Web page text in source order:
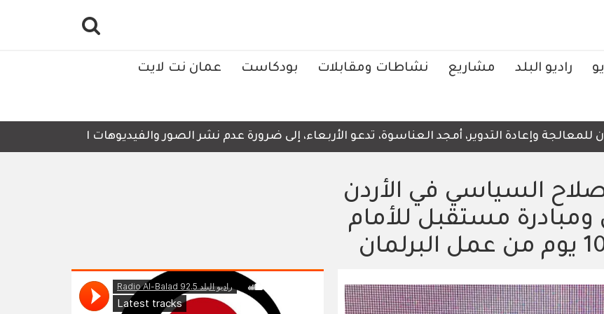
راديو البلد مشاريع نشاطات ومقابلات بودكاست عمان نت لايت
وإعادة التدوير، أمجد العناسوة، تدعو الأربعاء، إلى ضرورة عدم نشر الصور والفيديوهات التي لا تحتوي على أي
السياسي في الأردن
مستقبل للأمام